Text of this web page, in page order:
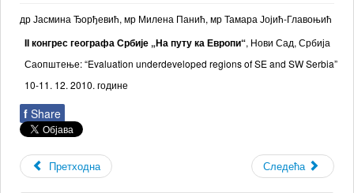
Новости
Библиотека
Контакт
др Јасмина Ђорђевић, мр Милена Панић, мр Тамара Јојић-Главоњић
II конгрес географа Србије „На путу ка Европи“, Нови Сад, Србија
Саопштење: “Evaluation underdeveloped regions of SE and SW Serbia”
10-11. 12. 2010. године
f Share
Претходна Следећа